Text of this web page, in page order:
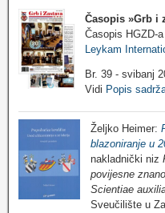
Časopis »Grb i
Časopis HGZD-
Leykam
Br. 39 - svibanj
Vidi Popis
Željko Heimer:
blazoniranje u
nakladnički niz
povijesne
Scientiae
Sveučilište u